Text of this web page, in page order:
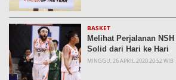
BASKET
Melihat Perjalanan
Solid dari Hari ke Hari
MINGGU, 26 APRIL 2020 20:52 WIB